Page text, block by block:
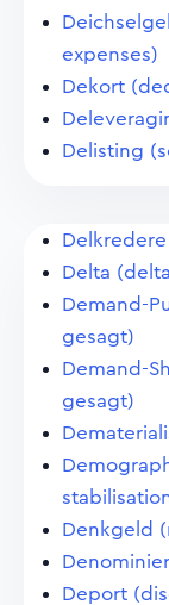
expenses)
Dekort
Delisting
Delta
Demand-
gesagt)
Demand-
gesagt)
Denkgeld
Deport